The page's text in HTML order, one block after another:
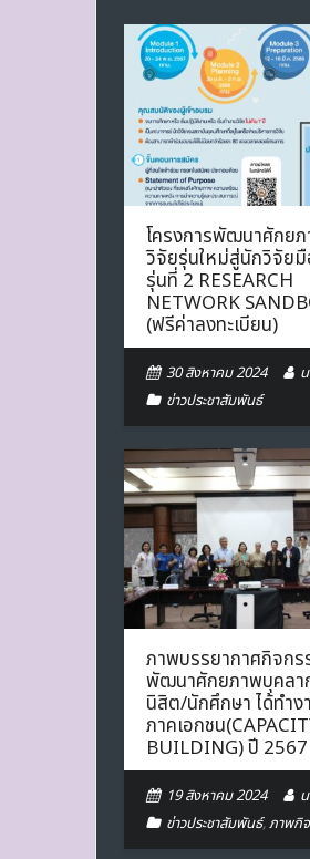
โครงการพัฒนาศักย
วิจัยรุ่นใหม่สู่นักวิจัย
รุ่นที่ 2 RESEARCH
NETWORK
(ฟรีค่าลงทะเบียน)
30 สิงหาคม 2024
ข่าวประชาสัมพันธ์
ภาพบรรยากาศกิจกร
พัฒนาศักยภาพบุคลา
นิสิต/นักศึกษา ได้ทำง
ภาคเอกชน
BUILDING) ปี 2567
19 สิงหาคม 2024
ข่าวประชาสัมพันธ์,ภาพกิ